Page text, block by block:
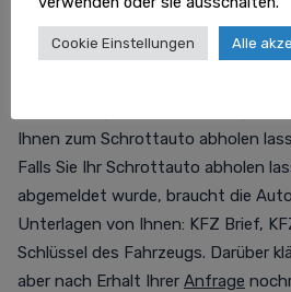
Kostenlose Autoentsorgung
Gladbach: Checkliste
Ihnen zum Schrottauto abholen
Falls Sie Ihr Schrottauto abholen
abgemeldet wurde, braucht die
Unterlagen von Ihnen: KFZ Brief,
Schlüssel des Fahrzeugs. Darüber
aber nach Erhalt Ihrer Anfrage
Cookie Einstellungen Alle